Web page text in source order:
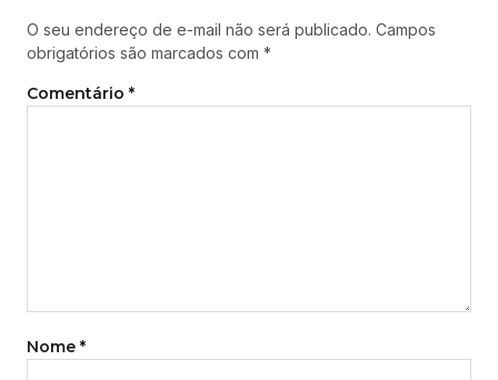
O seu endereço de e-mail não será publicado. Campos
obrigatórios são marcados com *
Comentário *
Nome *